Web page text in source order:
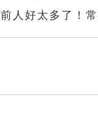
人好太多了！